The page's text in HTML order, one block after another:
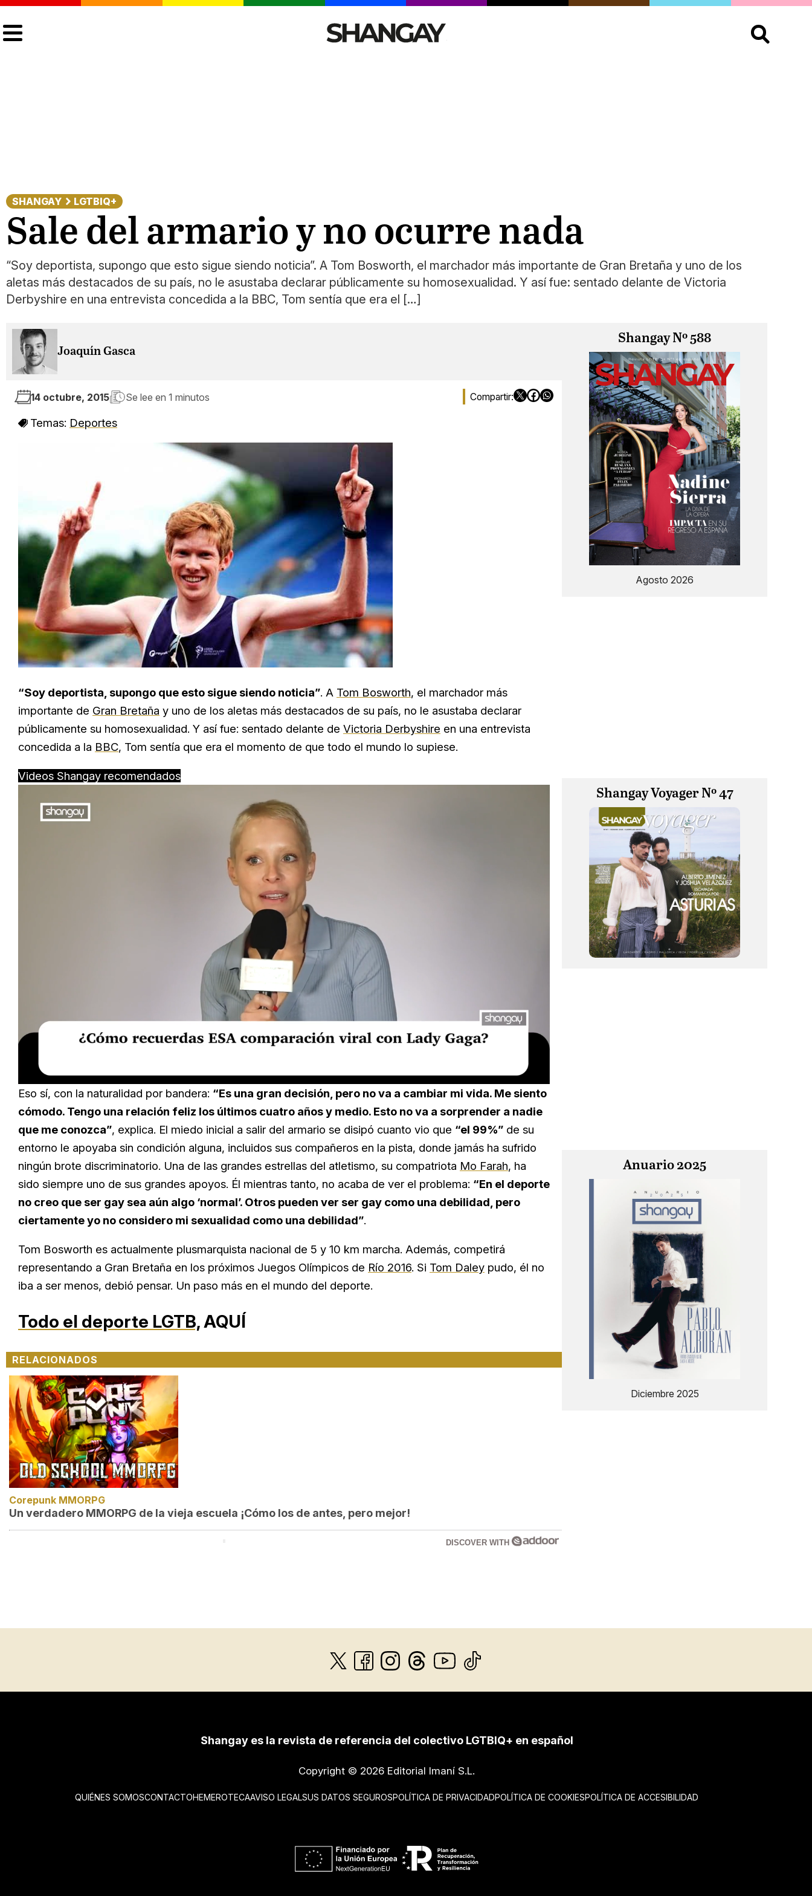
Buscar:
SHANGAY LGTBIQ+
Sale del armario y no ocurre nada
“Soy deportista, supongo que esto sigue siendo noticia”. A Tom Bosworth, el marchador más importante de Gran Bretaña y uno de los
aletas más destacados de su país, no le asustaba declarar públicamente su homosexualidad. Y así fue: sentado delante de Victoria
Derbyshire en una entrevista concedida a la BBC, Tom sentía que era el […]
Joaquín Gasca
14 octubre, 2015 Se lee en 1 minutos
Temas: Deportes
“Soy deportista, supongo que esto sigue siendo noticia”. A Tom Bosworth, el marchador más
importante de Gran Bretaña y uno de los aletas más destacados de su país, no le asustaba declarar
públicamente su homosexualidad. Y así fue: sentado delante de Victoria Derbyshire en una entrevista
concedida a la BBC, Tom sentía que era el momento de que todo el mundo lo supiese.
Videos Shangay recomendados
Unmute Loaded:
20.76%
Eso sí, con la naturalidad por bandera: “Es una gran decisión, pero no va a cambiar mi vida. Me siento
cómodo. Tengo una relación feliz los últimos cuatro años y medio. Esto no va a sorprender a nadie
que me conozca”, explica. El miedo inicial a salir del armario se disipó cuanto vio que “el 99%” de su
entorno le apoyaba sin condición alguna, incluidos sus compañeros en la pista, donde jamás ha sufrido
ningún brote discriminatorio. Una de las grandes estrellas del atletismo, su compatriota Mo Farah, ha
sido siempre uno de sus grandes apoyos. Él mientras tanto, no acaba de ver el problema: “En el deporte
no creo que ser gay sea aún algo ‘normal’. Otros pueden ver ser gay como una debilidad, pero
ciertamente yo no considero mi sexualidad como una debilidad”.
Tom Bosworth es actualmente plusmarquista nacional de 5 y 10 km marcha. Además, competirá
representando a Gran Bretaña en los próximos Juegos Olímpicos de Río 2016. Si Tom Daley pudo, él no
iba a ser menos, debió pensar. Un paso más en el mundo del deporte.
Todo el deporte LGTB,AQUÍ
RELACIONADOS
Corepunk MMORPG
Un verdadero MMORPG de la vieja escuela ¡Cómo los de antes, pero mejor!
DISCOVER WITH
Shangay Nº 588
Agosto 2026
Shangay Voyager Nº 47
Anuario 2025
Diciembre 2025
Shangay es la revista de referencia del colectivo LGTBIQ+ en español
Copyright © 2026 Editorial Imaní S.L.
QUIÉNES SOMOSCONTACTOHEMEROTECAAVISO LEGALSUS DATOS SEGUROSPOLÍTICA DE PRIVACIDADPOLÍTICA DE COOKIESPOLÍTICA DE ACCESIBILIDAD